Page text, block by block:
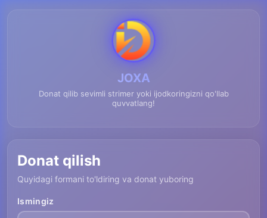
JOXA
Donat qilib sevimli strimer yoki ijodkoringizni qo'llab
quvvatlang!
Donat qilish
Quyidagi formani to'ldiring va donat yuboring
Ismingiz